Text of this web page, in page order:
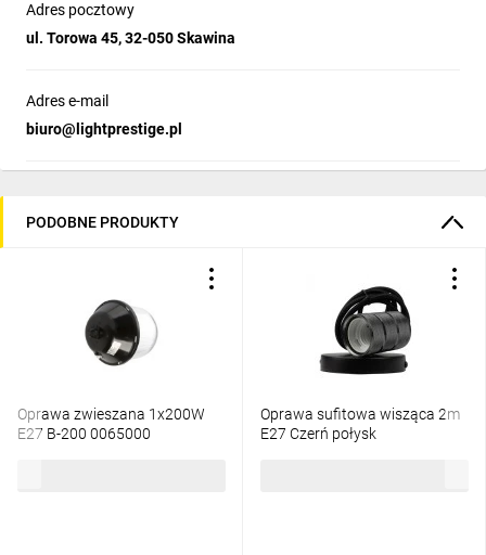
Adres pocztowy
ul. Torowa 45, 32-050 Skawina
Adres e-mail
biuro@lightprestige.pl
PODOBNE PRODUKTY
Oprawa zwieszana 1x200W
E27 B-200 0065000
Oprawa sufitowa wisząca 2m
E27 Czerń połysk